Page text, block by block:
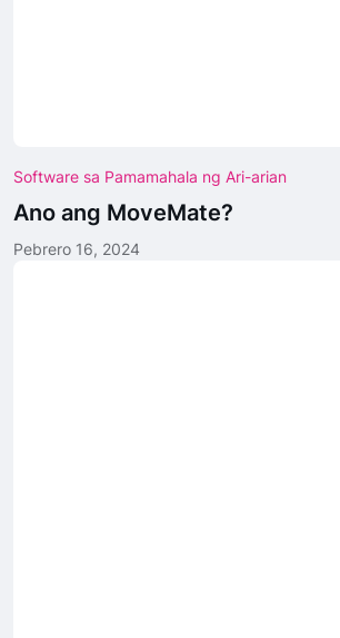
Software sa Pamamahala ng Ari-arian
Ano ang MoveMate?
Pebrero 16, 2024